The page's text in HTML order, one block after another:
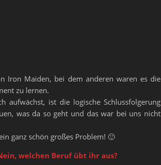
Iron Maiden, bei dem anderen waren es die
zu lernen.
aufwächst, ist die logische Schlussfolgerung
was da so geht und das war bei uns nicht
ganz schön großes Problem! 🙂
welchen Beruf übt ihr aus?